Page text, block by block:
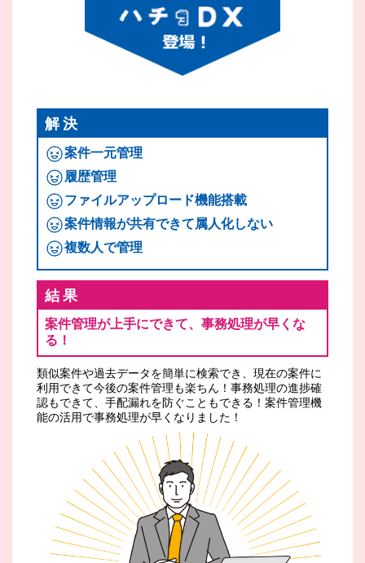
解決
案件一元管理
履歴管理
ファイルアップロード機能搭載
案件情報が共有できて属人化しない
複数人で管理
結果
案件管理が上手にできて、事務処理が早くな
る！
類似案件や過去データを簡単に検索でき、現在の案件に
利用できて今後の案件管理も楽ちん！事務処理の進捗確
認もできて、手配漏れを防ぐこともできる！案件管理機
能の活用で事務処理が早くなりました！